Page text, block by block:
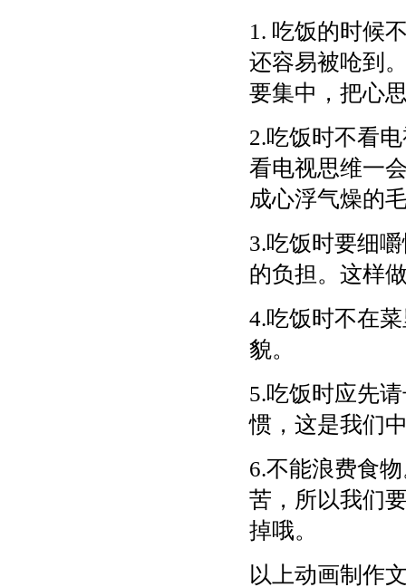
1. 吃饭的时候
还容易被呛到
要集中，把心
2.吃饭时不看
看电视思维一
成心浮气燥的
3.吃饭时要细
的负担。这样
4.吃饭时不在
貌。
5.吃饭时应先
惯，这是我们
6.不能浪费食
苦，所以我们
掉哦。
以上动画制作